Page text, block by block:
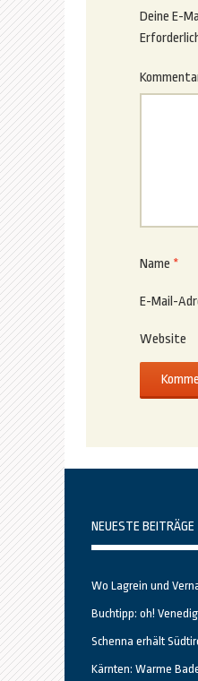
Deine E-
Name *
E-Mail-
Website
NEUESTE BEITRÄGE
Wo Lagrein und
Buchtipp: oh! Venedig
Schenna erhält
Kärnten: Warme